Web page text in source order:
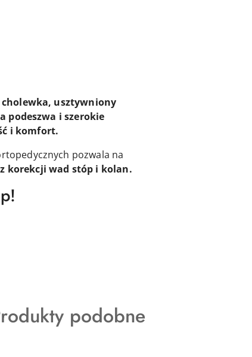
cholewka, usztywniony
podeszwa i szerokie
i komfort.
pozwala na
korekcji wad stóp i kolan.
podobne